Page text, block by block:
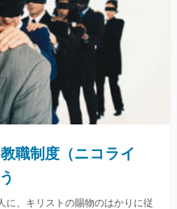
職制度（ニコライ
に、キリストの賜物のはかりに従